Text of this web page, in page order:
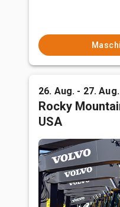
26. Aug. - 27. Aug.
Rocky
USA